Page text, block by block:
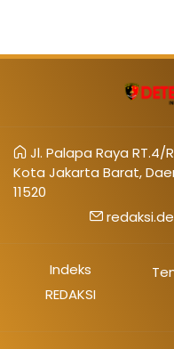
Jl. Palapa Raya RT.4/
Kota Jakarta Barat,
11520
Indeks
REDAKSI